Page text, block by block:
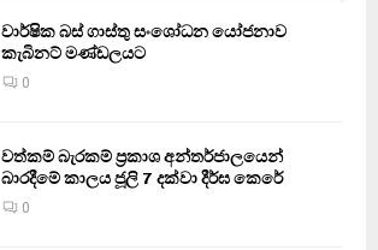
වාර්ෂික බස් ගාස්තු සංශෝධන යෝජනාව
කැබිනට් මණ්ඩලයට
0
වත්කම් බැරකම් ප්‍රකාශ අන්තර්ජාලයෙන්
බාරදීමේ කාලය ජූලි 7 දක්වා දීර්ඝ කෙරේ
0